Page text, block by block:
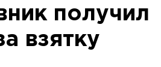
получил
взятку